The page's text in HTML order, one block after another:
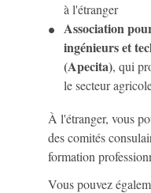
à l'étranger
Association
ingénieurs et
(Apecita), qui
le secteur
À l'étranger, vous
des comités
formation
Vous pouvez